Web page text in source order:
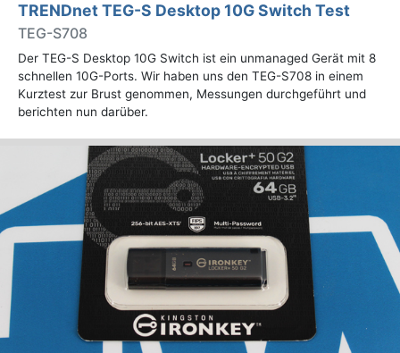
TRENDnet TEG-S Desktop 10G Switch Test
TEG-S708
Der TEG-S Desktop 10G Switch ist ein unmanaged Gerät mit 8
schnellen 10G-Ports. Wir haben uns den TEG-S708 in einem
Kurztest zur Brust genommen, Messungen durchgeführt und
berichten nun darüber.